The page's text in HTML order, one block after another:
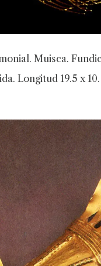
Muisca.
Longitud 19.5 x 10.